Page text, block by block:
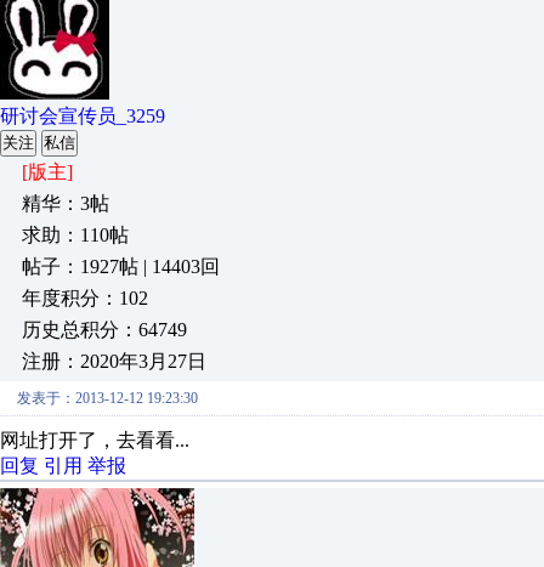
研讨会宣传员_3259
关注 私信
[版主]
精华：3帖
求助：110帖
帖子：1927帖 | 14403回
年度积分：102
历史总积分：64749
注册：2020年3月27日
发表于：2013-12-12 19:23:30
网址打开了，去看看...
回复 引用 举报